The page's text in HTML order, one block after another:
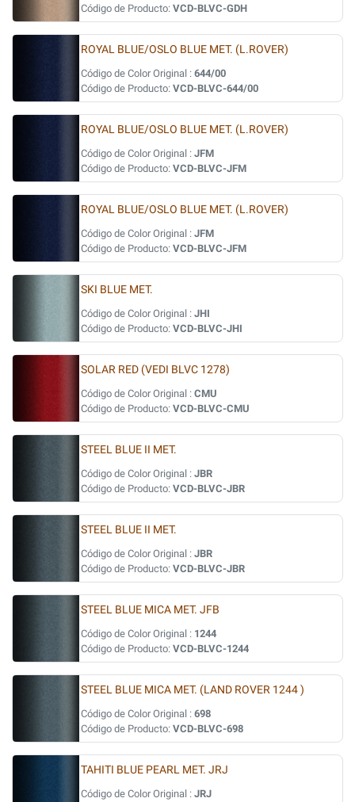
Código de Producto: VCD-BLVC-GDH
ROYAL BLUE/OSLO BLUE MET. (L.ROVER)
Código de Color Original : 644/00
Código de Producto: VCD-BLVC-644/00
ROYAL BLUE/OSLO BLUE MET. (L.ROVER)
Código de Color Original : JFM
Código de Producto: VCD-BLVC-JFM
ROYAL BLUE/OSLO BLUE MET. (L.ROVER)
Código de Color Original : JFM
Código de Producto: VCD-BLVC-JFM
SKI BLUE MET.
Código de Color Original : JHI
Código de Producto: VCD-BLVC-JHI
SOLAR RED (VEDI BLVC 1278)
Código de Color Original : CMU
Código de Producto: VCD-BLVC-CMU
STEEL BLUE II MET.
Código de Color Original : JBR
Código de Producto: VCD-BLVC-JBR
STEEL BLUE II MET.
Código de Color Original : JBR
Código de Producto: VCD-BLVC-JBR
STEEL BLUE MICA MET. JFB
Código de Color Original : 1244
Código de Producto: VCD-BLVC-1244
STEEL BLUE MICA MET. (LAND ROVER 1244 )
Código de Color Original : 698
Código de Producto: VCD-BLVC-698
TAHITI BLUE PEARL MET. JRJ
Código de Color Original : JRJ